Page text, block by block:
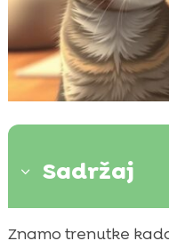
3 Sadržaj
 Što je IBD kod
Znamo trenutke